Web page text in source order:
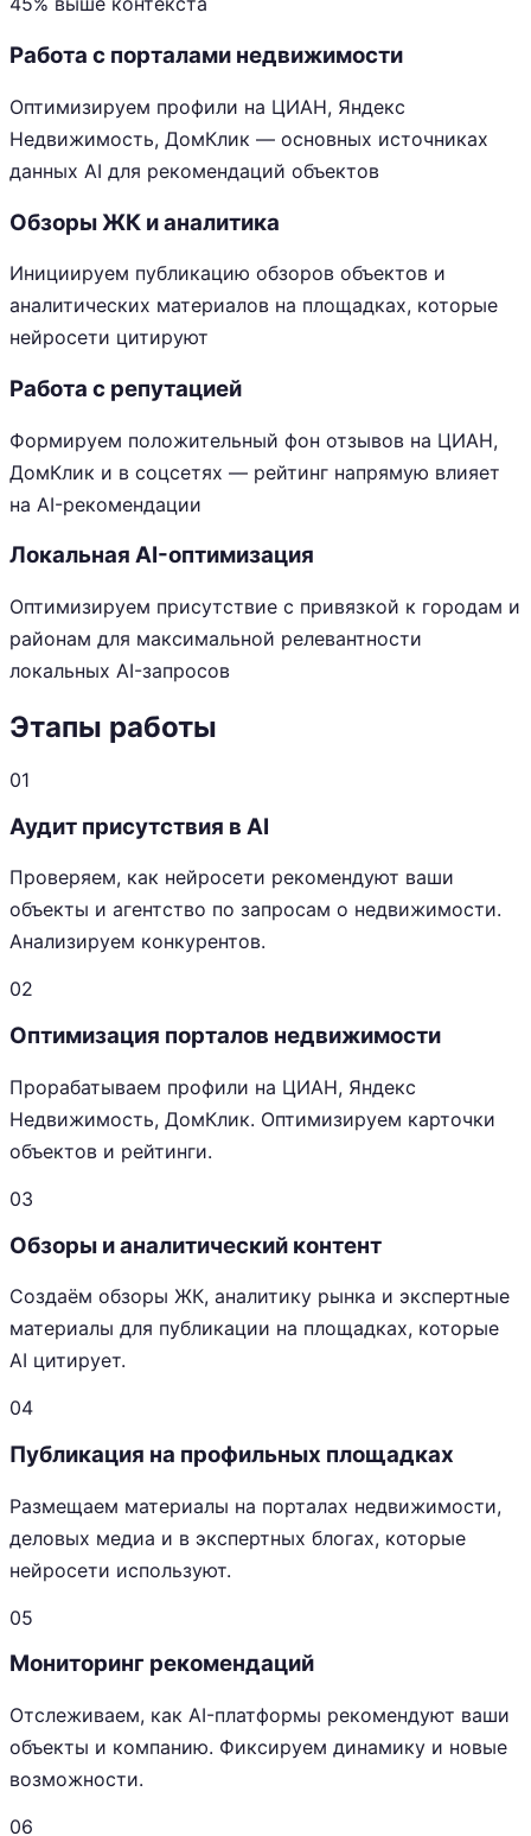
Работа с порталами недвижимости
Оптимизируем профили на ЦИАН, Яндекс
Недвижимость, ДомКлик — основных источниках
данных AI для рекомендаций объектов
Обзоры ЖК и аналитика
Инициируем публикацию обзоров объектов и
аналитических материалов на площадках, которые
нейросети цитируют
Работа с репутацией
Формируем положительный фон отзывов на ЦИАН,
ДомКлик и в соцсетях — рейтинг напрямую влияет
на AI-рекомендации
Локальная AI-оптимизация
Оптимизируем присутствие с привязкой к городам и
районам для максимальной релевантности
локальных AI-запросов
Этапы работы
01
Аудит присутствия в AI
Проверяем, как нейросети рекомендуют ваши
объекты и агентство по запросам о недвижимости.
Анализируем конкурентов.
02
Оптимизация порталов недвижимости
Прорабатываем профили на ЦИАН, Яндекс
Недвижимость, ДомКлик. Оптимизируем карточки
объектов и рейтинги.
03
Обзоры и аналитический контент
Создаём обзоры ЖК, аналитику рынка и экспертные
материалы для публикации на площадках, которые
AI цитирует.
04
Публикация на профильных площадках
Размещаем материалы на порталах недвижимости,
деловых медиа и в экспертных блогах, которые
нейросети используют.
05
Мониторинг рекомендаций
Отслеживаем, как AI-платформы рекомендуют ваши
объекты и компанию. Фиксируем динамику и новые
возможности.
06